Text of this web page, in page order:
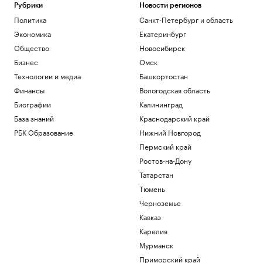
Рубрики
Политика
Экономика
Общество
Бизнес
Технологии и медиа
Финансы
Биографии
База знаний
РБК Образование
Новости регионов
Санкт-Петербург и область
Екатеринбург
Новосибирск
Омск
Башкортостан
Вологодская область
Калининград
Краснодарский край
Нижний Новгород
Пермский край
Ростов-на-Дону
Татарстан
Тюмень
Черноземье
Кавказ
Карелия
Мурманск
Приморский край